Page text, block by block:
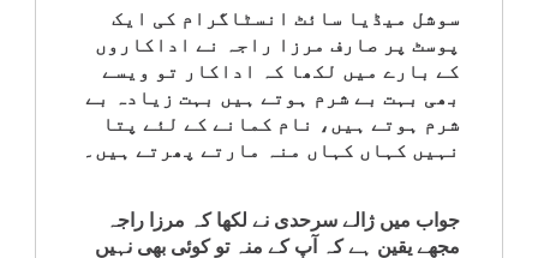
ویڈیوز
سیاست
قومی
سپلیمنٹس
سوشل میڈیا سائٹ انسٹاگرام کی ایک
پوسٹ پر صارف مرزا راجہ نے اداکاروں
کے بارے میں لکھا کہ اداکار تو ویسے
بھی بہت بے شرم ہوتے ہیں بہت زیادہ بے
شرم ہوتے ہیں، نام کمانے کے لئے پتا
نہیں کہاں کہاں منہ مارتے پھرتے ہیں۔
جواب میں ژالے سرحدی نے لکھا کہ مرزا راجہ
مجھے یقین ہے کہ آپ کے منہ تو کوئی بھی نہیں